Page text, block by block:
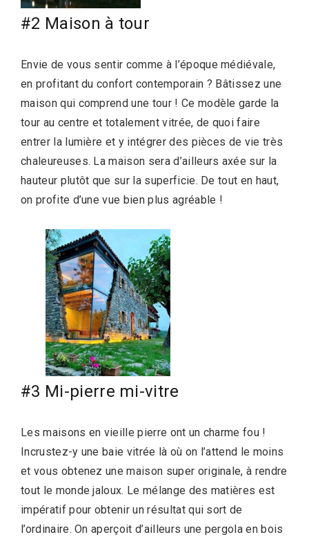
#2 Maison à tour
Envie de vous sentir comme à l’époque médiévale,
en profitant du confort contemporain ? Bâtissez une
maison qui comprend une tour ! Ce modèle garde la
tour au centre et totalement vitrée, de quoi faire
entrer la lumière et y intégrer des pièces de vie très
chaleureuses. La maison sera d’ailleurs axée sur la
hauteur plutôt que sur la superficie. De tout en haut,
on profite d’une vue bien plus agréable !
#3 Mi-pierre mi-vitre
Les maisons en vieille pierre ont un charme fou !
Incrustez-y une baie vitrée là où on l’attend le moins
et vous obtenez une maison super originale, à rendre
tout le monde jaloux. Le mélange des matières est
impératif pour obtenir un résultat qui sort de
l’ordinaire. On aperçoit d’ailleurs une pergola en bois